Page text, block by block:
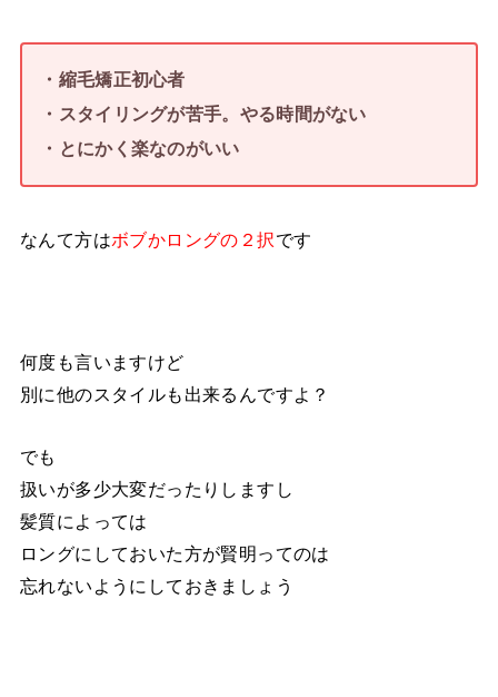
・縮毛矯正初心者
・スタイリングが苦手。やる時間がない
・とにかく楽なのがいい
なんて方はボブかロングの２択です
何度も言いますけど
別に他のスタイルも出来るんですよ？
でも
扱いが多少大変だったりしますし
髪質によっては
ロングにしておいた方が賢明ってのは
忘れないようにしておきましょう